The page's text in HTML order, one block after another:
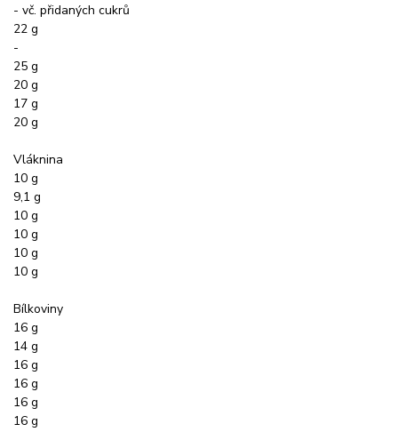
- vč. přidaných cukrů
22 g
-
25 g
20 g
17 g
20 g
Vláknina
10 g
9,1 g
10 g
10 g
10 g
10 g
Bílkoviny
16 g
14 g
16 g
16 g
16 g
16 g